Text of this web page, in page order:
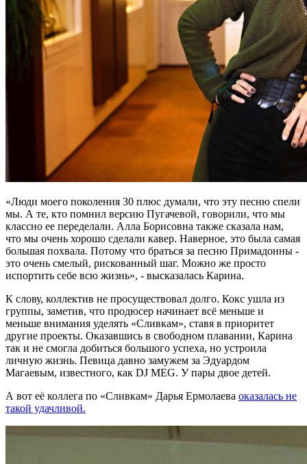
«Люди моего поколения 30 плюс думали, что эту песню спели
мы. А те, кто помнил версию Пугачевой, говорили, что мы
классно ее переделали. Алла Борисовна также сказала нам,
что мы очень хорошо сделали кавер. Наверное, это была самая
большая похвала. Потому что браться за песню Примадонны -
это очень смелый, рискованный шаг. Можно же просто
испортить себе всю жизнь», - высказалась Карина.
К слову, коллектив не просуществовал долго. Кокс ушла из
группы, заметив, что продюсер начинает всё меньше и
меньше внимания уделять «Сливкам», ставя в приоритет
другие проекты. Оказавшись в свободном плавании, Карина
так и не смогла добиться большого успеха, но устроила
личную жизнь. Певица давно замужем за Эдуардом
Магаевым, известного, как DJ MEG. У пары двое детей.
А вот её коллега по «Сливкам» Дарья Ермолаева оказалась не
такой удачливой.